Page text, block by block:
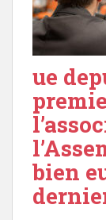
ue
bien